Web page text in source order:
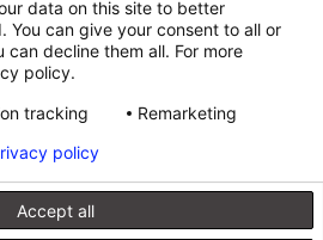
zzgl. Versandkosten, wenn
angegeben.
Verlag GmbH & Co. KG
data on this site to better
You can give your consent to all or
decline them all. For more
policy.
tracking Remarketing
Accept all
policy